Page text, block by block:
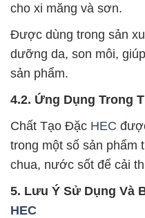
cho xi măng và sơn.
Được dùng trong sản
dưỡng da, son môi,
sản phẩm.
4.2. Ứng Dụng Trong
Chất Tạo Đặc HEC
trong một số sản phẩm
chua, nước sốt để cải
5. Lưu Ý Sử Dụng Và
HEC